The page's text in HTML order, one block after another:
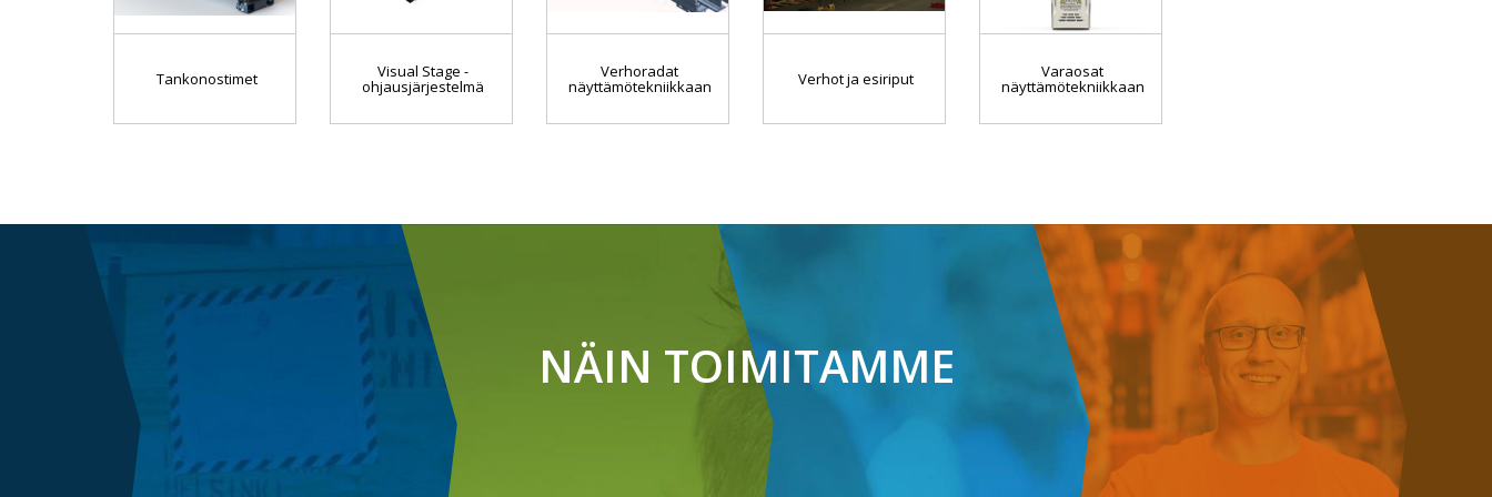
Tankonostimet Visual Stage -
ohjausjärjestelmä
Verhoradat
näyttämötekniikkaan Verhot ja esiriput Varaosat
näyttämötekniikkaan
NÄIN TOIMITAMME